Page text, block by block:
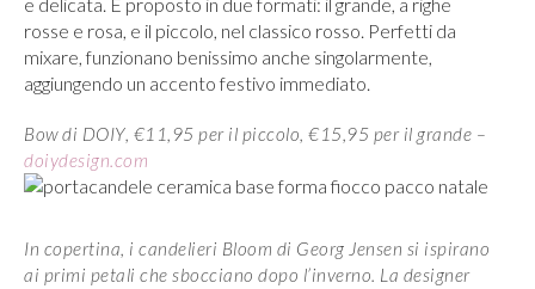
rosse e rosa, e il piccolo, nel classico rosso. Perfetti da
mixare, funzionano benissimo anche singolarmente,
aggiungendo un accento festivo immediato.
Bow di DOIY, €11,95 per il piccolo, €15,95 per il grande –
doiydesign.com
In copertina, i candelieri Bloom di Georg Jensen si ispirano
ai primi petali che sbocciano dopo l’inverno. La designer